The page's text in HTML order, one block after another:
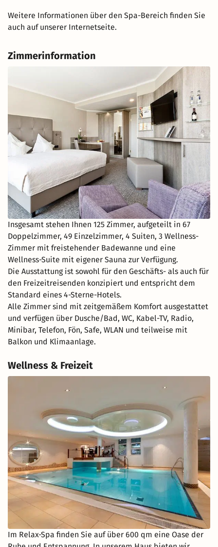
Weitere Informationen über den Spa-Bereich finden Sie
auch auf unserer Internetseite.
Zimmerinformation
Insgesamt stehen Ihnen 125 Zimmer, aufgeteilt in 67
Doppelzimmer, 49 Einzelzimmer, 4 Suiten, 3 Wellness-
Zimmer mit freistehender Badewanne und eine
Wellness-Suite mit eigener Sauna zur Verfügung.
Die Ausstattung ist sowohl für den Geschäfts- als auch für
den Freizeitreisenden konzipiert und entspricht dem
Standard eines 4-Sterne-Hotels.
Alle Zimmer sind mit zeitgemäßem Komfort ausgestattet
und verfügen über Dusche/Bad, WC, Kabel-TV, Radio,
Minibar, Telefon, Fön, Safe, WLAN und teilweise mit
Balkon und Klimaanlage.
Wellness & Freizeit
Im Relax-Spa finden Sie auf über 600 qm eine Oase der